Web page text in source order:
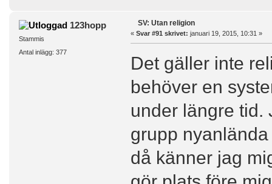
123hopp
Stammis
Antal inlägg: 377
SV: Utan religion
« Svar #91 skrivet: januari 19, 2015, 10:31 »
Det gäller inte
behöver en
under längre tid.
grupp
då känner jag